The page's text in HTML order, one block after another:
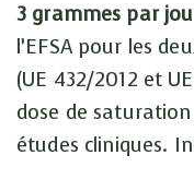
3 grammes par
l’EFSA pour les
(UE 432/2012 et
dose de
études cliniques.